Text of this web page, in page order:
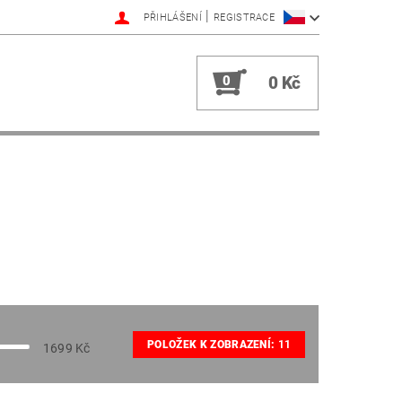
PŘIHLÁŠENÍ | REGISTRACE
0 0 Kč
1699 Kč POLOŽEK K ZOBRAZENÍ: 11